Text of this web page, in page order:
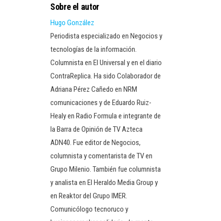
Sobre el autor
Hugo González
Periodista especializado en Negocios y
tecnologías de la información.
Columnista en El Universal y en el diario
ContraReplica. Ha sido Colaborador de
Adriana Pérez Cañedo en NRM
comunicaciones y de Eduardo Ruiz-
Healy en Radio Formula e integrante de
la Barra de Opinión de TV Azteca
ADN40. Fue editor de Negocios,
columnista y comentarista de TV en
Grupo Milenio. También fue columnista
y analista en El Heraldo Media Group y
en Reaktor del Grupo IMER.
Comunicólogo tecnoruco y